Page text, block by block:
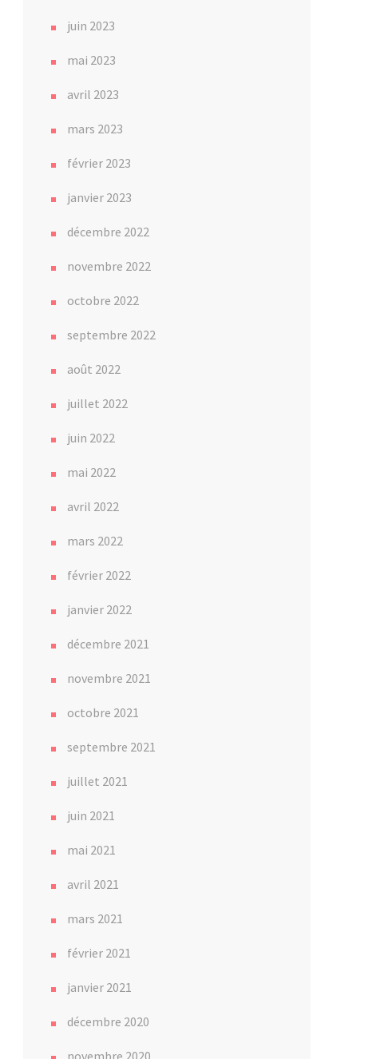
juin 2023
mai 2023
avril 2023
mars 2023
février 2023
janvier 2023
décembre 2022
novembre 2022
octobre 2022
septembre 2022
août 2022
juillet 2022
juin 2022
mai 2022
avril 2022
mars 2022
février 2022
janvier 2022
décembre 2021
novembre 2021
octobre 2021
septembre 2021
juillet 2021
juin 2021
mai 2021
avril 2021
mars 2021
février 2021
janvier 2021
décembre 2020
novembre 2020